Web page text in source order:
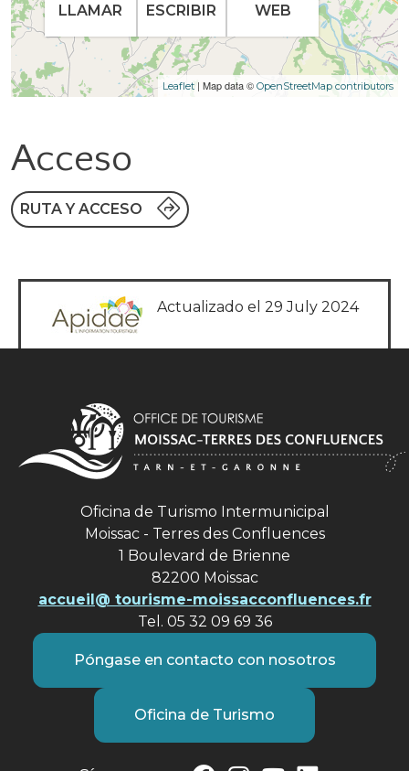
Leaflet | Map data © OpenStreetMap contributors
LLAMAR ESCRIBIR WEB
Acceso
RUTA Y ACCESO
Actualizado el 29 July 2024
Oficina de Turismo Intermunicipal
Moissac - Terres des Confluences
1 Boulevard de Brienne
82200 Moissac
accueil@ tourisme-moissacconfluences.fr
Tel. 05 32 09 69 36
Póngase en contacto con nosotros
Oficina de Turismo